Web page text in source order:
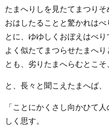
たまへりしを見たてまつり
おはしたることと驚かれは
とに、ゆゆしくおぼえはべ
よく似たてまつらせたまへ
とも、劣りたまへらむとこそ
と、長々と聞こえたまへば、
「ことにかくさし向かひて
しく思す。